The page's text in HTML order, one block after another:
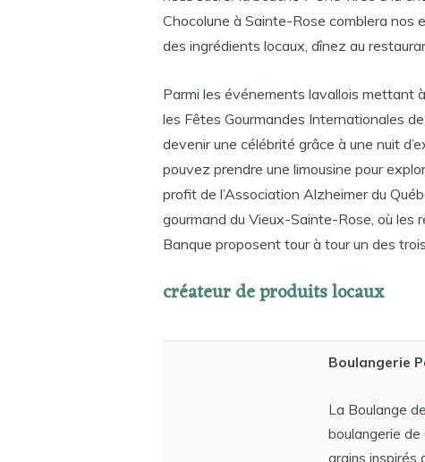
Chocolune à Sainte-Rose comblera nos
des ingrédients locaux, dînez au
Parmi les événements lavallois mettant
les Fêtes Gourmandes Internationales
devenir une célébrité grâce à une nuit
pouvez prendre une limousine pour
profit de l’Association Alzheimer du
gourmand du Vieux-Sainte-Rose, où les
Banque proposent tour à tour un des
créateur de produits locaux
Boulangerie
La Boulange
boulangerie
grains inspirés